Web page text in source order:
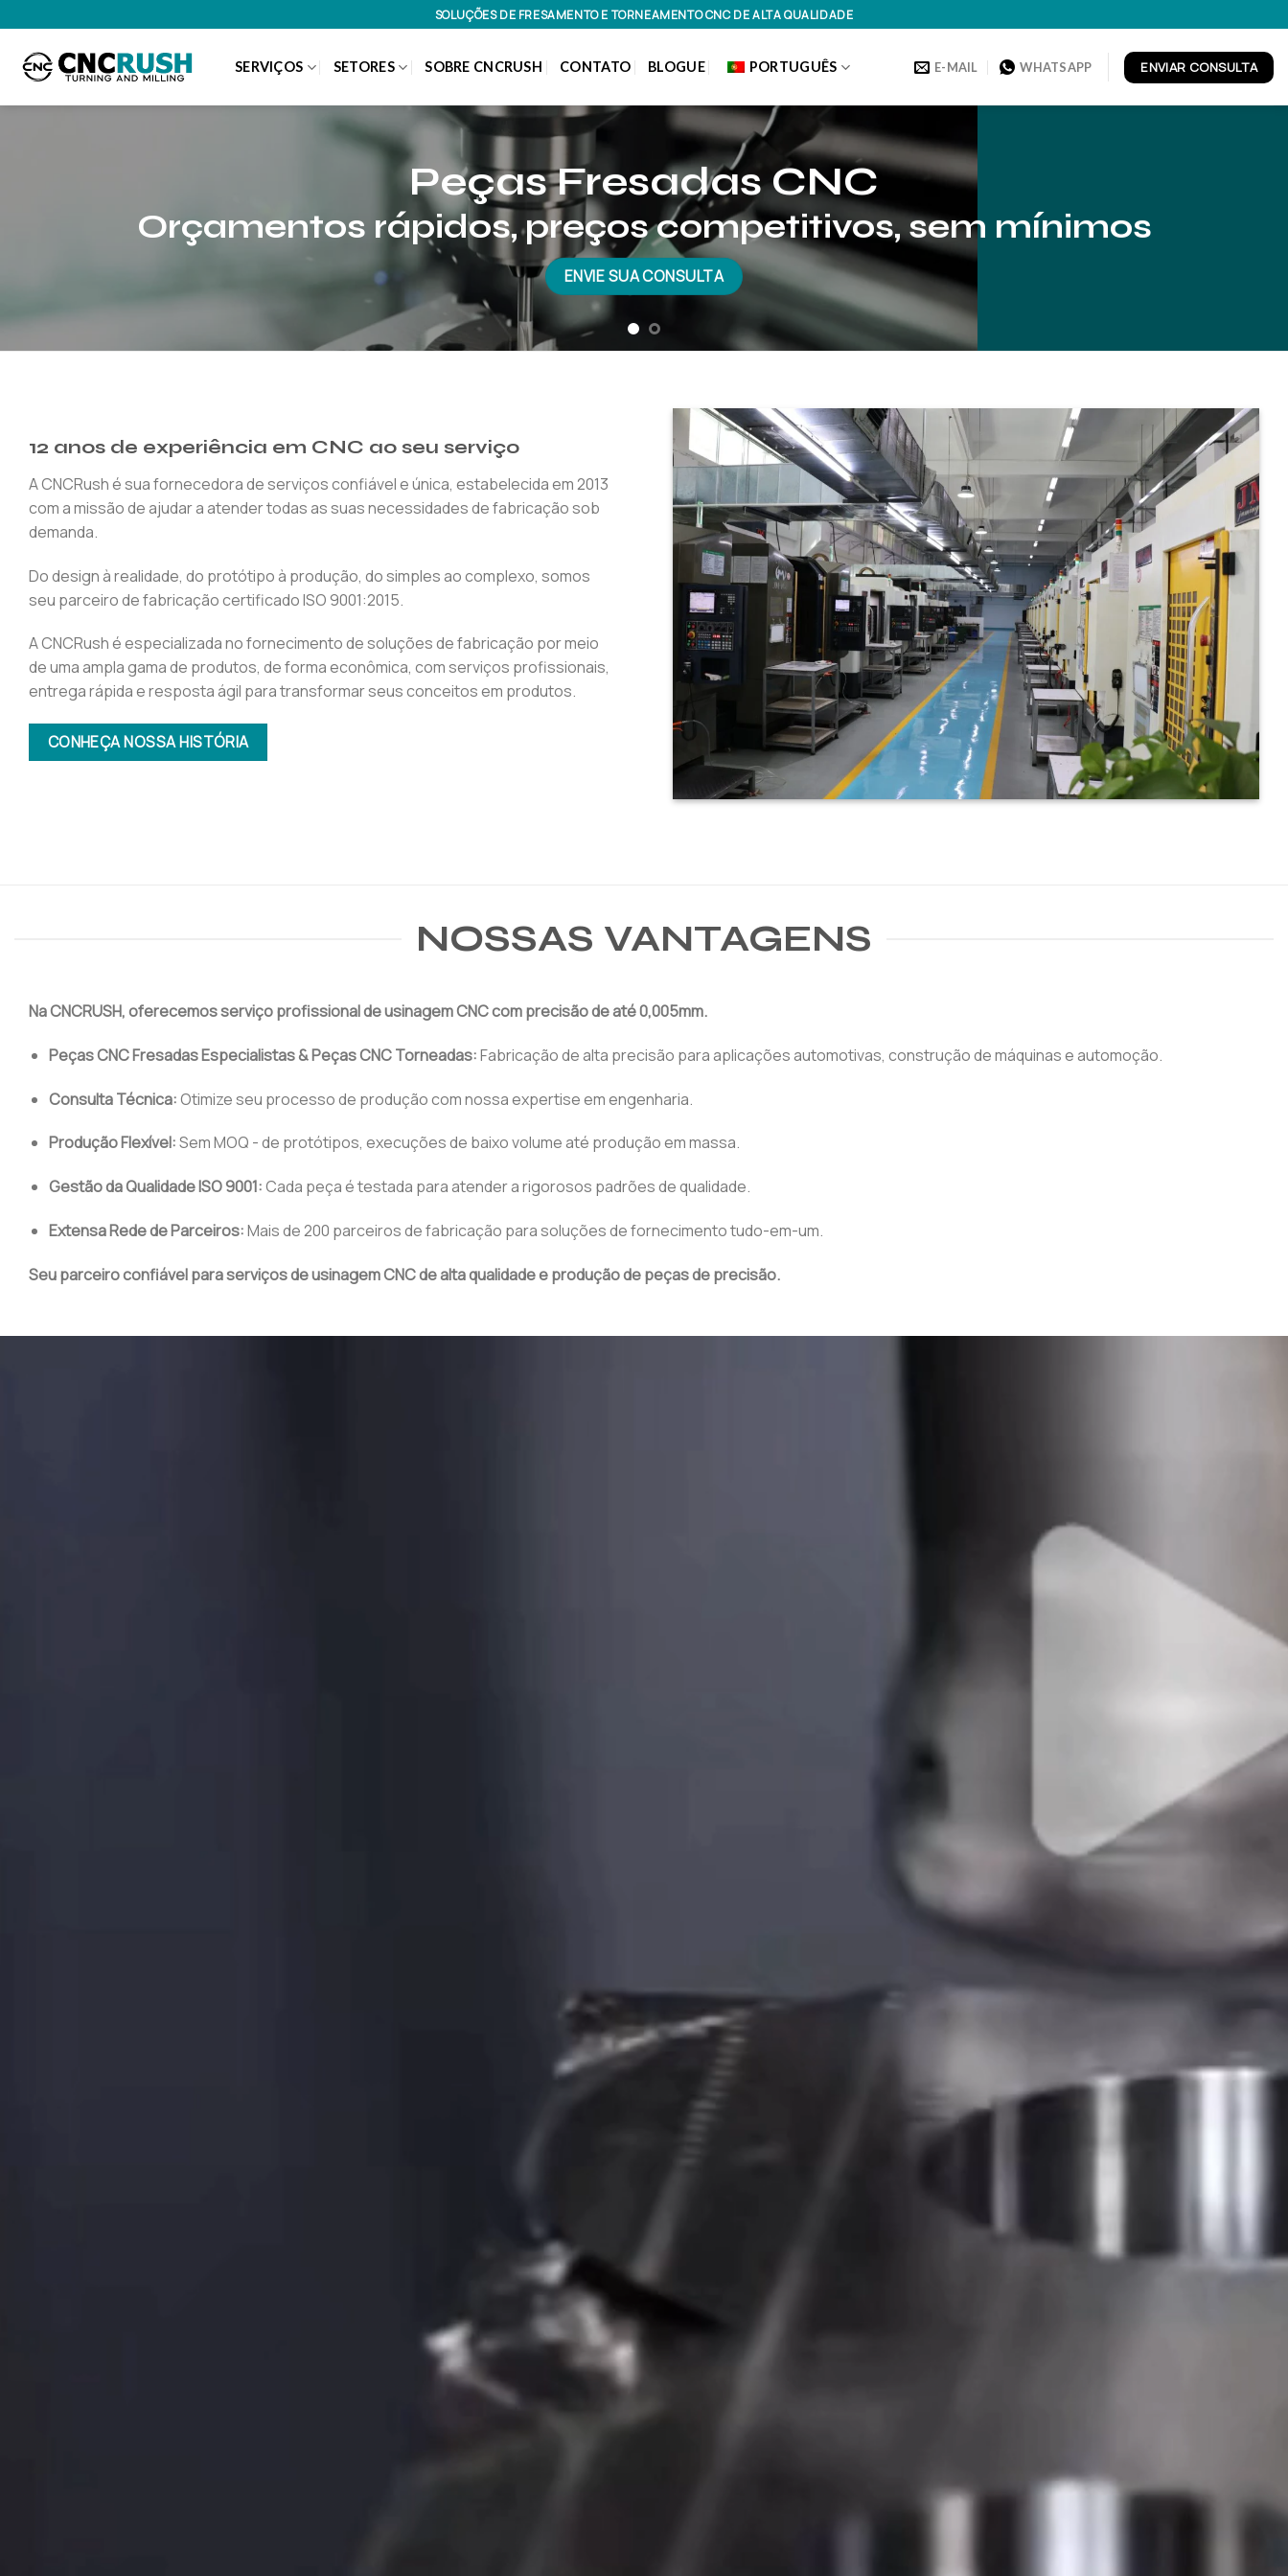
to
content
SOLUÇÕES DE FRESAMENTO E TORNEAMENTO CNC DE ALTA QUALIDADE
SERVIÇOS SETORES SOBRE CNCRUSH CONTATO BLOGUE PORTUGUÊS E-MAIL WHATSAPP ENVIAR CONSULTA
Peças torneadas CNC
Orçamentos rápidos, preços competitivos, sem mínimos
ENVIE SUA CONSULTA
12 anos de experiência em CNC ao seu serviço
A CNCRush é sua fornecedora de serviços confiável e única, estabelecida em 2013
com a missão de ajudar a atender todas as suas necessidades de fabricação sob
demanda.
Do design à realidade, do protótipo à produção, do simples ao complexo, somos
seu parceiro de fabricação certificado ISO 9001:2015.
A CNCRush é especializada no fornecimento de soluções de fabricação por meio
de uma ampla gama de produtos, de forma econômica, com serviços profissionais,
entrega rápida e resposta ágil para transformar seus conceitos em produtos.
CONHEÇA NOSSA HISTÓRIA
NOSSAS VANTAGENS
Na CNCRUSH, oferecemos serviço profissional de usinagem CNC com precisão de até 0,005mm.
Peças CNC Fresadas Especialistas & Peças CNC Torneadas:Fabricação de alta precisão para aplicações automotivas, construção de máquinas e automoção.
Consulta Técnica:Otimize seu processo de produção com nossa expertise em engenharia.
Produção Flexível: Sem MOQ - de protótipos, execuções de baixo volume até produção em massa.
Gestão da Qualidade ISO 9001:Cada peça é testada para atender a rigorosos padrões de qualidade.
Extensa Rede de Parceiros:Mais de 200 parceiros de fabricação para soluções de fornecimento tudo-em-um.
Seu parceiro confiável para serviços de usinagem CNC de alta qualidade e produção de peças de precisão.